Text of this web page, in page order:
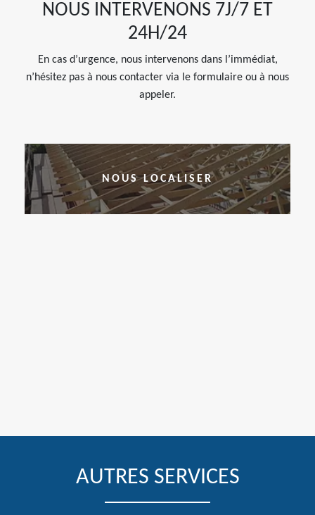
NOUS INTERVENONS 7J/7 ET
24H/24
En cas d’urgence, nous intervenons dans l’immédiat,
n’hésitez pas à nous contacter via le formulaire ou à nous
appeler.
NOUS LOCALISER
AUTRES SERVICES